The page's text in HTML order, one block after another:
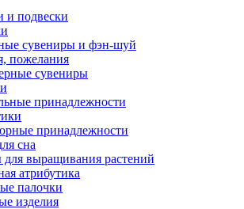
и подвески
сувениры и фэн-шуй
пожелания
сувениры
принадлежности
принадлежности
сна
выращивания растений
атрибутика
палочки
изделия